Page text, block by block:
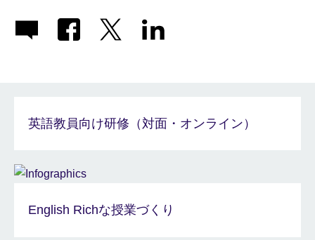
英語教員向け研修（対面・オンライン）
English Richな授業づくり